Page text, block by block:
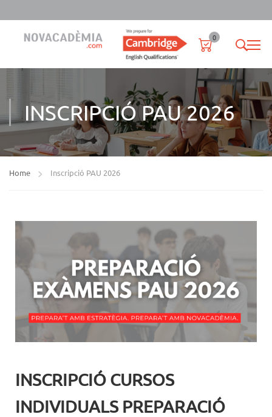
0
INSCRIPCIÓ PAU 2026
Home Inscripció PAU 2026
INSCRIPCIÓ CURSOS
INDIVIDUALS PREPARACIÓ